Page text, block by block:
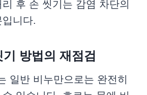
후 손 씻기는 감염 차단의
니다.
방법의 재점검
일반 비누만으로는 완전히